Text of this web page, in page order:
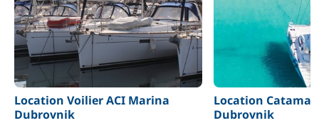
Location Voilier ACI Marina
Dubrovnik
Location
Dubrovnik